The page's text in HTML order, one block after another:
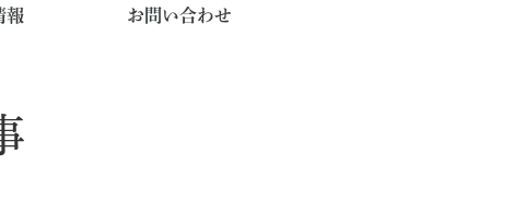
報 お問い合わせ